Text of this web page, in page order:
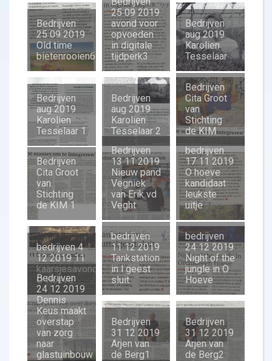
Bedrijven
25 09 2019
Old time
bietenrooien6
25 09 2019
avond voor
opvoeden
in digitale
tijdperk3
Bedrijven
aug 2019
Karolien
Tesselaar
Bedrijven
aug 2019
Karolien
Tesselaar 1
Bedrijven
aug 2019
Karolien
Tesselaar 2
Bedrijven
Cita Groot
van
Stichting
de KIM
Bedrijven
Cita Groot
van
Stichting
de KIM 1
Bedrijven
13 11 2019
Nieuw pand
Vegniek
van Erik vd
Veght
bedrijven
17 11 2019
O hoeve
kandidaat
leukste
uitje
bedrijven 4
12 2019 11
kaarsjesavonden
O Hoeve
bedrijven
11 12 2019
Tankstation
in l geest
sluit
bedrijven
24 12 2019
Night of the
jungle in O
Hoeve
Bedrijven
24 12 2019
Dennis
Keus maakt
overstap
van zorg
naar
glastuinbouw
Bedrijven
31 12 2019
Arjen van
de Berg1
Bedrijven
31 12 2019
Arjen van
de Berg2